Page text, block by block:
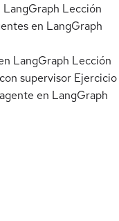
LangGraph Lección
en LangGraph
LangGraph Lección
supervisor Ejercicio
en LangGraph